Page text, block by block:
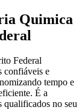
Quimica
Federal
confiáveis e
tempo e
É a
qualificados no seu